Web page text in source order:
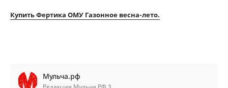
Купить Фертика ОМУ Газонное весна-лето.
Мульча.рф